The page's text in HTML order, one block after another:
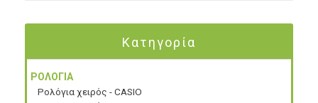
Κατηγορία
ΡΟΛΟΓΙΑ
Ρολόγια χειρός - CASIO